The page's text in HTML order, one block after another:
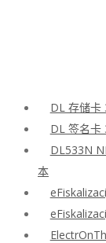
DL 存储卡
DL 签名卡
DL533N
本